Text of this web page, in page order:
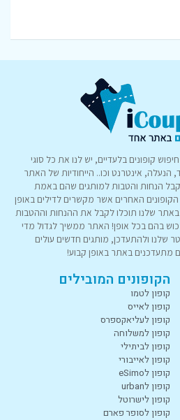
קופונים בלעדיים, יש לנו את כל סוגי
הנעלה, אינטרנט וכו.. הייחודיות של האתר
הנחות והטבות למותגים שהם באמת
האחרים אשר מקשרים לדילים באופן
שלנו תוכלו לקבל את ההנחות וההטבות
בהם בכל אופן! האתר ממשיך לגדול מדי
שלנו ולהתעדכן, מותגים חדשים עולים
מתעדכנים באתר באופן קבוע!
הקופונים המובילים
קופון לטמו
קופון לאייס
קופון לעליאקספרס
קופון למשלוחה
קופון לביתילי
קופון לאייבורי
קופון לeSimo
קופון לurban
קופון לישרוטל
קופון לסופר פארם